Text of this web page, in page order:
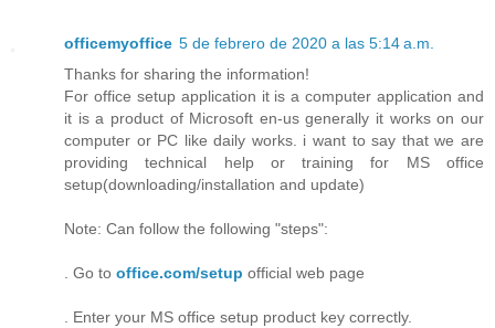
officemyoffice 5 de febrero de 2020 a las 5:14 a.m.
Thanks for sharing the information!
For office setup application it is a computer application and
it is a product of Microsoft en-us generally it works on our
computer or PC like daily works. i want to say that we are
providing technical help or training for MS office
setup(downloading/installation and update)
Note: Can follow the following "steps":
. Go to office.com/setup official web page
. Enter your MS office setup product key correctly.